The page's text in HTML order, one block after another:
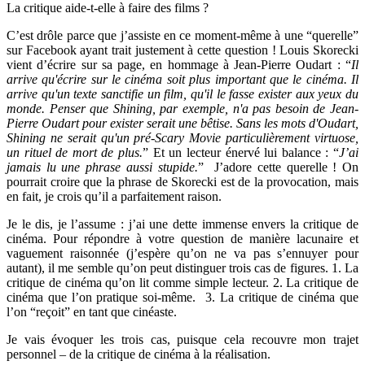
La critique aide-t-elle à faire des films ?
C’est drôle parce que j’assiste en ce moment-même à une “querelle”
sur Facebook ayant trait justement à cette question ! Louis Skorecki
vient d’écrire sur sa page, en hommage à Jean-Pierre Oudart : “Il
arrive qu'écrire sur le cinéma soit plus important que le cinéma. Il
arrive qu'un texte sanctifie un film, qu'il le fasse exister aux yeux du
monde. Penser que Shining, par exemple, n'a pas besoin de Jean-
Pierre Oudart pour exister serait une bêtise. Sans les mots d'Oudart,
Shining ne serait qu'un pré-Scary Movie particulièrement virtuose,
un rituel de mort de plus.” Et un lecteur énervé lui balance : “J’ai
jamais lu une phrase aussi stupide.” J’adore cette querelle ! On
pourrait croire que la phrase de Skorecki est de la provocation, mais
en fait, je crois qu’il a parfaitement raison.
Je le dis, je l’assume : j’ai une dette immense envers la critique de
cinéma. Pour répondre à votre question de manière lacunaire et
vaguement raisonnée (j’espère qu’on ne va pas s’ennuyer pour
autant), il me semble qu’on peut distinguer trois cas de figures. 1. La
critique de cinéma qu’on lit comme simple lecteur. 2. La critique de
cinéma que l’on pratique soi-même. 3. La critique de cinéma que
l’on “reçoit” en tant que cinéaste.
Je vais évoquer les trois cas, puisque cela recouvre mon trajet
personnel – de la critique de cinéma à la réalisation.